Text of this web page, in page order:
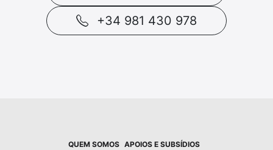
+34 981 430 978
QUEM SOMOS APOIOS E SUBSÍDIOS